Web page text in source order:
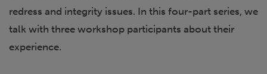
redress and integrity issues. In this four-part series, we
talk with three workshop participants about their
experience.